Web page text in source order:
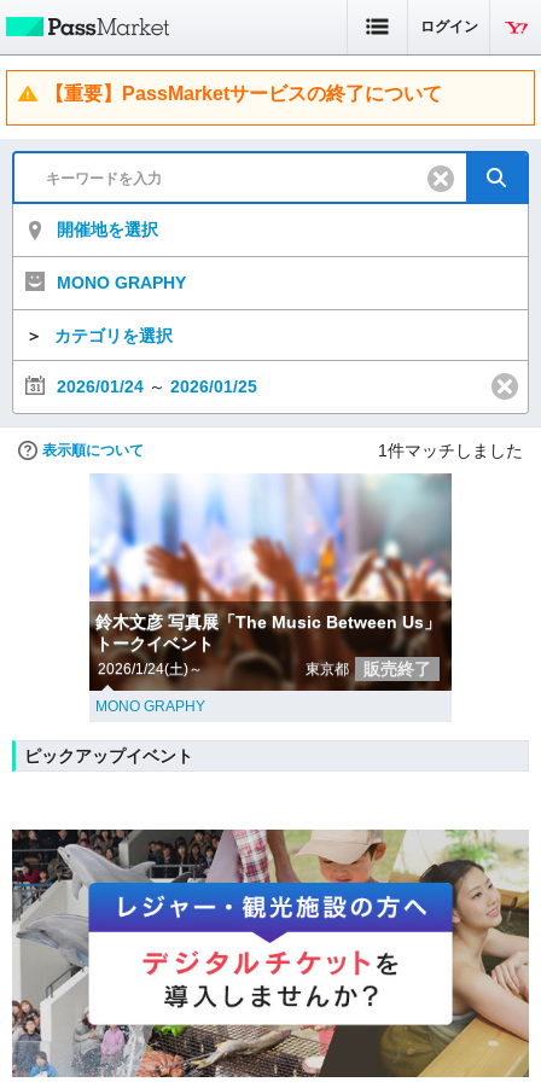
ログイン
【重要】PassMarketサービスの終了について
開催地を選択
MONO GRAPHY
＞ カテゴリを選択
2026/01/24 ～ 2026/01/25
表示順について 1件マッチしました
鈴木文彦 写真展「The Music Between Us」
トークイベント
2026/1/24(土)～ 東京都 販売終了
MONO GRAPHY
ピックアップイベント